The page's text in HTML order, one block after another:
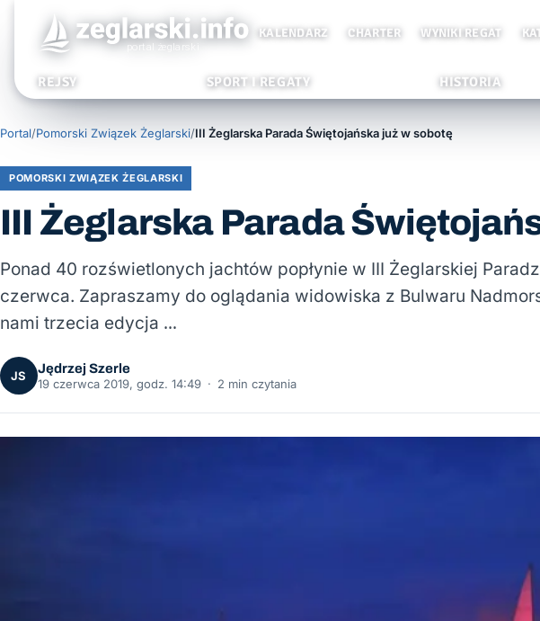
KALENDARZ CHARTER WYNIKI REGAT
REJSY SPORT I REGATY HISTORIA
Portal/Pomorski Związek Żeglarski/III Żeglarska Parada Świętojańska już w sobotę
POMORSKI ZWIĄZEK ŻEGLARSKI
III Żeglarska Parada
Ponad 40 rozświetlonych jachtów popłynie w III Żeglarskiej
czerwca. Zapraszamy do oglądania widowiska z Bulwaru
nami trzecia edycja …
JS
Jędrzej Szerle
19 czerwca 2019, godz. 14:49 · 2 min czytania